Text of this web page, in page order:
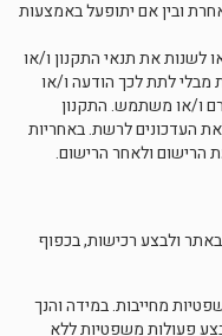
ובין אם יתופעל באמצעות
לשנות את תנאי התקנון ו/או
מבלי לתת לכך הודעה ו/או
ו/או משתמש. התקנון
העדכונים לרשת. באחריות
הרישום ולאחר הרישום.
ולבצע רכישות, בכפוף
מחייבות. במידה והנך
זכאי לבצע פעולות משפטיות ללא